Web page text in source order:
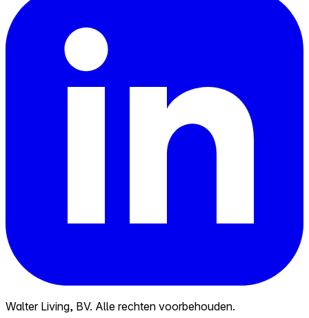
Walter Living, BV. Alle rechten voorbehouden.